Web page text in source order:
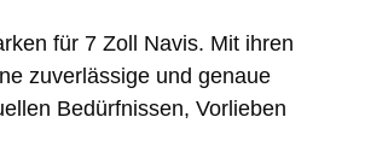
für 7 Zoll Navis. Mit ihren
zuverlässige und genaue
Bedürfnissen, Vorlieben